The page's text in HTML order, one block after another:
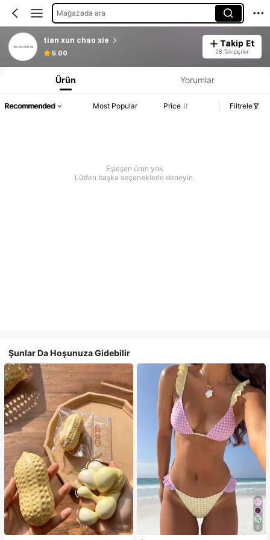
Mağazada ara
tian xun chao xie
5.00
Takip Et
28 Takipçiler
Ürün Yorumlar
Recommended Most Popular Price Filtrele
Eşleşen ürün yok
Lütfen başka seçeneklerle deneyin.
Şunlar Da Hoşunuza Gidebilir
5